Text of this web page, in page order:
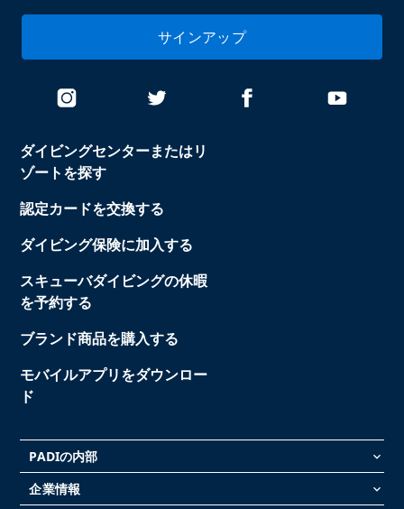
ダイビングセンターまたはリ
ゾートを探す
認定カードを交換する
ダイビング保険に加入する
スキューバダイビングの休暇
を予約する
ブランド商品を購入する
モバイルアプリをダウンロー
ド
PADIの内部 keyboard_arrow_down
企業情報 keyboard_arrow_down
サインアップ